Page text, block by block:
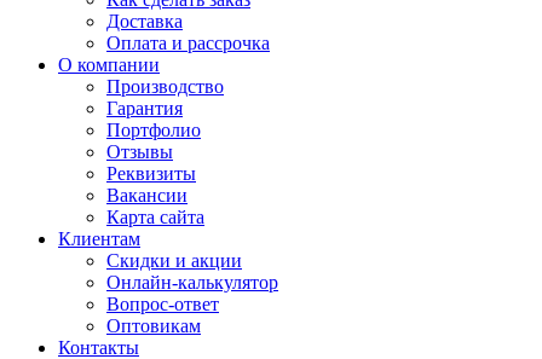
Доставка
Оплата и рассрочка
О компании
Производство
Гарантия
Портфолио
Отзывы
Реквизиты
Вакансии
Карта сайта
Клиентам
Скидки и акции
Онлайн-калькулятор
Вопрос-ответ
Оптовикам
Контакты